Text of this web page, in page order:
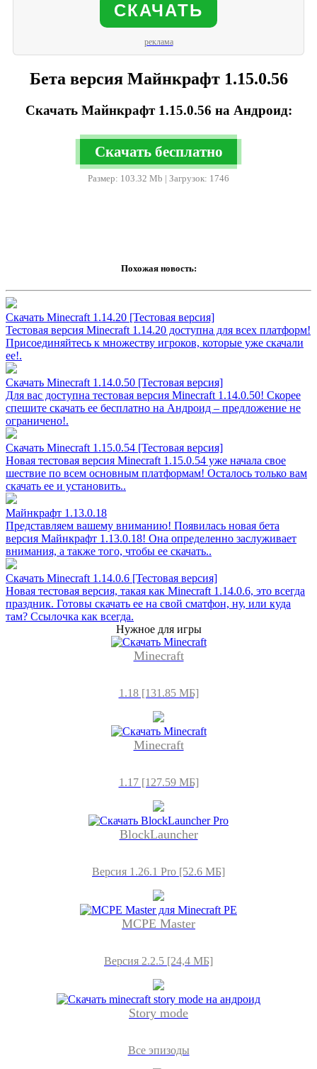
СКАЧАТЬ
реклама
Бета версия Майнкрафт 1.15.0.56
Скачать Майнкрафт 1.15.0.56 на Андроид:
Скачать бесплатно
Размер: 103.32 Mb | Загрузок: 1746
Похожая новость:
Скачать Minecraft 1.14.20 [Тестовая версия]
Тестовая версия Minecraft 1.14.20 доступна для всех платформ!
Присоединяйтесь к множеству игроков, которые уже скачали
ее!.
Скачать Minecraft 1.14.0.50 [Тестовая версия]
Для вас доступна тестовая версия Minecraft 1.14.0.50! Скорее
спешите скачать ее бесплатно на Андроид – предложение не
ограничено!.
Скачать Minecraft 1.15.0.54 [Тестовая версия]
Новая тестовая версия Minecraft 1.15.0.54 уже начала свое
шествие по всем основным платформам! Осталось только вам
скачать ее и установить..
Майнкрафт 1.13.0.18
Представляем вашему вниманию! Появилась новая бета
версия Майнкрафт 1.13.0.18! Она определенно заслуживает
внимания, а также того, чтобы ее скачать..
Скачать Minecraft 1.14.0.6 [Тестовая версия]
Новая тестовая версия, такая как Minecraft 1.14.0.6, это всегда
праздник. Готовы скачать ее на свой сматфон, ну, или куда
там? Ссылочка как всегда.
Нужное для игры
Minecraft
1.18 [131.85 МБ]
Minecraft
1.17 [127.59 МБ]
BlockLauncher
Версия 1.26.1 Pro [52.6 МБ]
MCPE Master
Версия 2.2.5 [24,4 МБ]
Story mode
Все эпизоды